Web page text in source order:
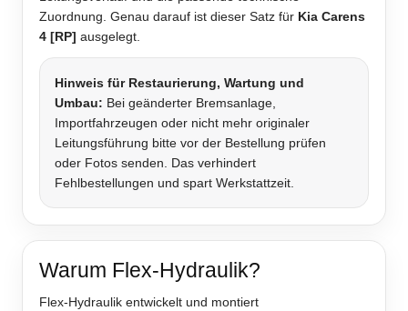
Zuordnung. Genau darauf ist dieser Satz für Kia Carens
4 [RP] ausgelegt.
Hinweis für Restaurierung, Wartung und
Umbau: Bei geänderter Bremsanlage,
Importfahrzeugen oder nicht mehr originaler
Leitungsführung bitte vor der Bestellung prüfen
oder Fotos senden. Das verhindert
Fehlbestellungen und spart Werkstattzeit.
Warum Flex-Hydraulik?
Flex-Hydraulik entwickelt und montiert